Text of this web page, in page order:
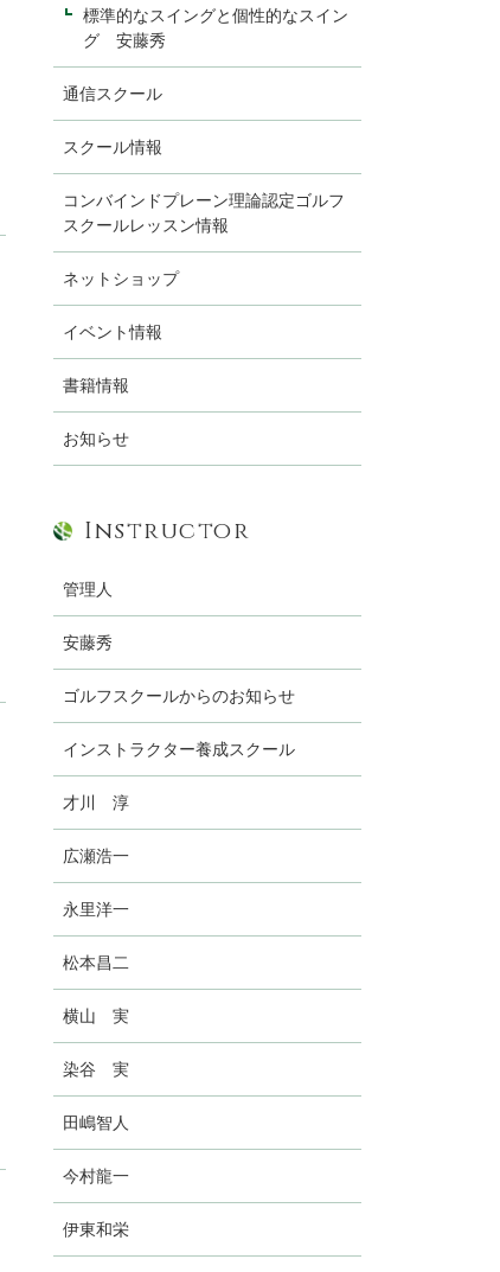
標準的なスイングと個性的なスイン
グ 安藤秀
通信スクール
スクール情報
コンバインドプレーン理論認定ゴルフ
スクールレッスン情報
ネットショップ
イベント情報
書籍情報
お知らせ
Instructor
管理人
安藤秀
ゴルフスクールからのお知らせ
インストラクター養成スクール
才川 淳
広瀬浩一
永里洋一
松本昌二
横山 実
染谷 実
田嶋智人
今村龍一
伊東和栄